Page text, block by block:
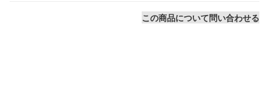
この商品について問い合わせる